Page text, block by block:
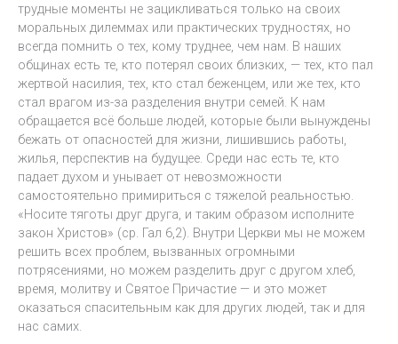
трудные моменты не зацикливаться только на своих
моральных дилеммах или практических трудностях, но
всегда помнить о тех, кому труднее, чем нам. В наших
общинах есть те, кто потерял своих близких, — тех, кто пал
жертвой насилия, тех, кто стал беженцем, или же тех, кто
стал врагом из-за разделения внутри семей. К нам
обращается всё больше людей, которые были вынуждены
бежать от опасностей для жизни, лишившись работы,
жилья, перспектив на будущее. Среди нас есть те, кто
падает духом и унывает от невозможности
самостоятельно примириться с тяжелой реальностью.
«Носите тяготы друг друга, и таким образом исполните
закон Христов» (ср. Гал 6,2). Внутри Церкви мы не можем
решить всех проблем, вызванных огромными
потрясениями, но можем разделить друг с другом хлеб,
время, молитву и Святое Причастие — и это может
оказаться спасительным как для других людей, так и для
нас самих.